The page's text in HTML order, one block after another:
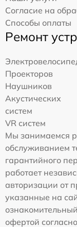
Согласие на
Способы оплаты
Ремонт
Проекторов
Наушников
Акустических
систем
VR систем
Мы занимаемся
обслуживанием
гарантийного
работает
авторизации от
указанные на
офертой